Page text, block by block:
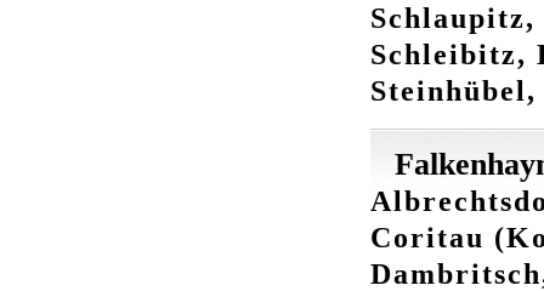
Schlaupitz,
Schleibitz,
Coritau